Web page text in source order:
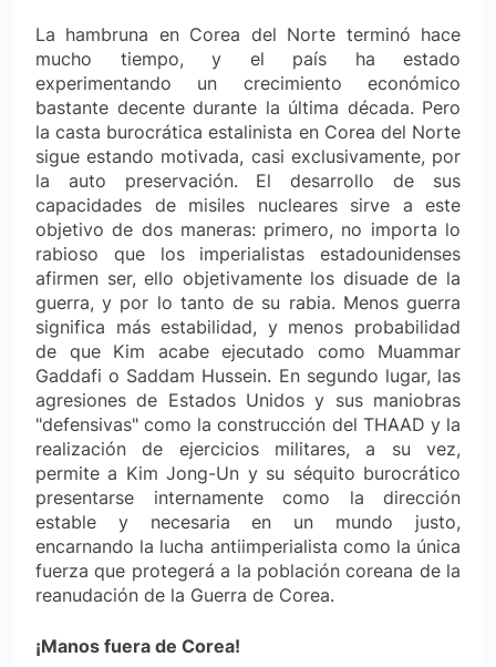
La hambruna en Corea del Norte terminó hace
mucho tiempo, y el país ha estado
experimentando un crecimiento económico
bastante decente durante la última década. Pero
la casta burocrática estalinista en Corea del Norte
sigue estando motivada, casi exclusivamente, por
la auto preservación. El desarrollo de sus
capacidades de misiles nucleares sirve a este
objetivo de dos maneras: primero, no importa lo
rabioso que los imperialistas estadounidenses
afirmen ser, ello objetivamente los disuade de la
guerra, y por lo tanto de su rabia. Menos guerra
significa más estabilidad, y menos probabilidad
de que Kim acabe ejecutado como Muammar
Gaddafi o Saddam Hussein. En segundo lugar, las
agresiones de Estados Unidos y sus maniobras
"defensivas" como la construcción del THAAD y la
realización de ejercicios militares, a su vez,
permite a Kim Jong-Un y su séquito burocrático
presentarse internamente como la dirección
estable y necesaria en un mundo justo,
encarnando la lucha antiimperialista como la única
fuerza que protegerá a la población coreana de la
reanudación de la Guerra de Corea.
¡Manos fuera de Corea!